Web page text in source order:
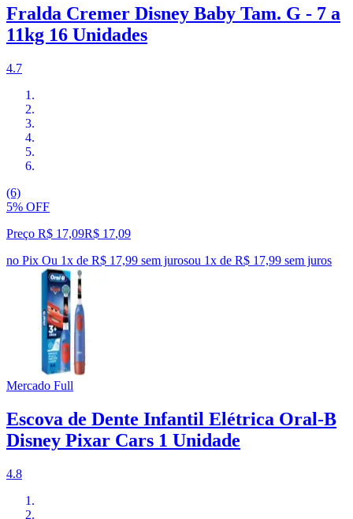
Fralda Cremer Disney Baby Tam. G - 7 a
11kg 16 Unidades
4.7
(6)
5% OFF
Preço R$ 17,09R$ 17,09
no Pix Ou 1x de R$ 17,99 sem jurosou 1x de R$ 17,99 sem juros
Mercado Full
Escova de Dente Infantil Elétrica Oral-B
Disney Pixar Cars 1 Unidade
4.8